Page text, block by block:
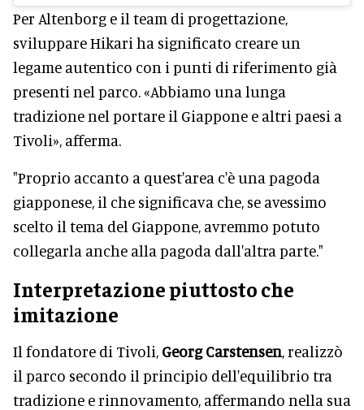
Per Altenborg e il team di progettazione,
sviluppare Hikari ha significato creare un
legame autentico con i punti di riferimento già
presenti nel parco. «Abbiamo una lunga
tradizione nel portare il Giappone e altri paesi a
Tivoli», afferma.
"Proprio accanto a quest'area c'è una pagoda
giapponese, il che significava che, se avessimo
scelto il tema del Giappone, avremmo potuto
collegarla anche alla pagoda dall'altra parte."
Interpretazione piuttosto che
imitazione
Il fondatore di Tivoli, Georg Carstensen, realizzò
il parco secondo il principio dell'equilibrio tra
tradizione e rinnovamento, affermando nella sua